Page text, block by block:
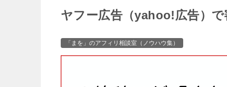
ヤフー広告（yahoo!広告）
「まを」のアフィリ相談室（ノウハウ集）